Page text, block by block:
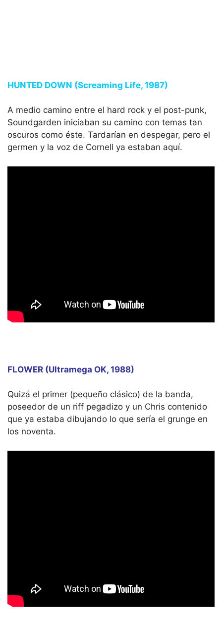
HUNTED DOWN (Screaming Life, 1987)
A medio camino entre el hard rock y el post-punk,
Soundgarden iniciaban su camino con temas tan
oscuros como éste. Tardarían en despegar, pero el
germen y la voz de Cornell ya estaban aquí.
FLOWER (Ultramega OK, 1988)
Quizá el primer (pequeño clásico) de la banda,
poseedor de un riff pegadizo y un Chris contenido
que ya estaba dibujando lo que sería el grunge en
los noventa.